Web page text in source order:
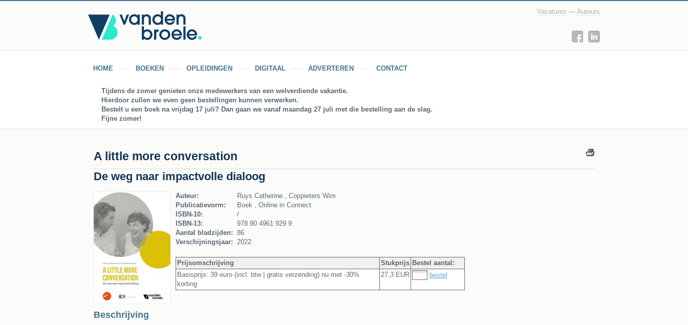
Vacatures — Auteurs
HOME BOEKEN OPLEIDINGEN DIGITAAL ADVERTEREN CONTACT
Tijdens de zomer genieten onze medewerkers van een welverdiende vakantie.
Hierdoor zullen we even geen bestellingen kunnen verwerken.
Bestelt u een boek na vrijdag 17 juli? Dan gaan we vanaf maandag 27 juli met die bestelling aan de slag.
Fijne zomer!
A little more conversation
De weg naar impactvolle dialoog
Auteur:
Ruys Catherine , Coppieters Wim
Publicatievorm:
Boek , Online in Connect
ISBN-10:
/
ISBN-13:
978 90 4961 929 9
Aantal bladzijden: 86
Verschijningsjaar: 2022
Prijsomschrijving Stukprijs Bestel aantal:
Basisprijs: 39 euro (incl. btw | gratis verzending) nu met -30%
korting
27,3 EUR bestel
Beschrijving